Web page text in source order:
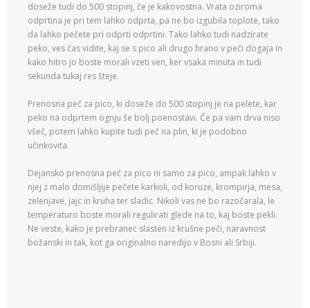
doseže tudi do 500 stopinj, če je kakovostna. Vrata oziroma
odprtina je pri tem lahko odprta, pa ne bo izgubila toplote, tako
da lahko pečete pri odprti odprtini. Tako lahko tudi nadzirate
peko, ves čas vidite, kaj se s pico ali drugo hrano v peči dogaja in
kako hitro jo boste morali vzeti ven, ker vsaka minuta in tudi
sekunda tukaj res šteje.
Prenosna peč za pico, ki doseže do 500 stopinj je na pelete, kar
peko na odprtem ognju še bolj poenostavi. Če pa vam drva niso
všeč, potem lahko kupite tudi peč na plin, ki je podobno
učinkovita.
Dejansko prenosna peč za pico ni samo za pico, ampak lahko v
njej z malo domišljije pečete karkoli, od koruze, krompirja, mesa,
zelenjave, jajc in kruha ter sladic. Nikoli vas ne bo razočarala, le
temperaturo boste morali regulirati glede na to, kaj boste pekli.
Ne veste, kako je prebranec slasten iz krušne peči, naravnost
božanski in tak, kot ga originalno naredijo v Bosni ali Srbiji.